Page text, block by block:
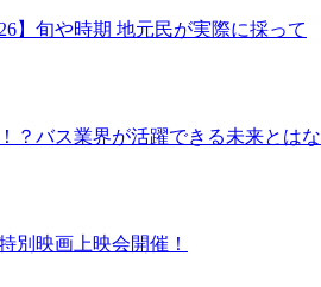
】旬や時期 地元民が実際に採って
？バス業界が活躍できる未来とはな
別映画上映会開催！